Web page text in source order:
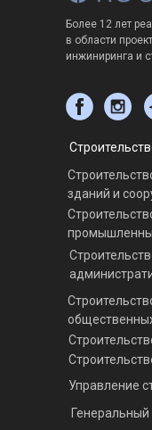
Более 12 лет
в области
инжиниринга и
Управление
зданий и